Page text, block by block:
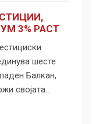
3% РАСТ
шесте
Балкан,
својата...